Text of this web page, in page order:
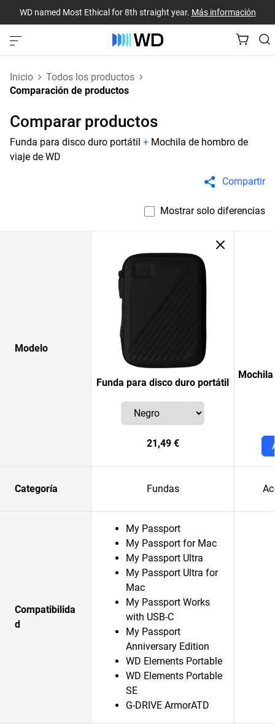
WD named Most Ethical for 8th straight year. Más información
Inicio
Todos los productos
Comparación de productos
Comparar productos
Funda para disco duro portátil + Mochila de hombro de
viaje de WD
Compartir
Mostrar solo diferencias
Modelo
Funda para disco duro portátil
21,49 €
Categoría Fundas
Compatibilida
d
My Passport
My Passport for Mac
My Passport Ultra
My Passport Ultra for
Mac
My Passport Works
with USB-C
My Passport
Anniversary Edition
WD Elements Portable
WD Elements Portable
SE
G-DRIVE ArmorATD